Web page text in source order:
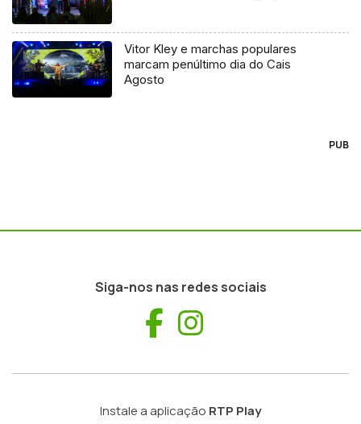
Vitor Kley e marchas populares
marcam penúltimo dia do Cais
Agosto
PUB
Siga-nos nas redes sociais
Facebook
Instale a aplicação RTP Play